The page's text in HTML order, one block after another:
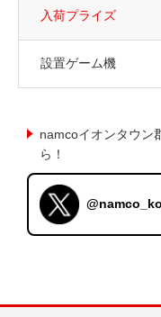
入荷プライズ
設置ゲーム機
namcoイオンタウン
ら！